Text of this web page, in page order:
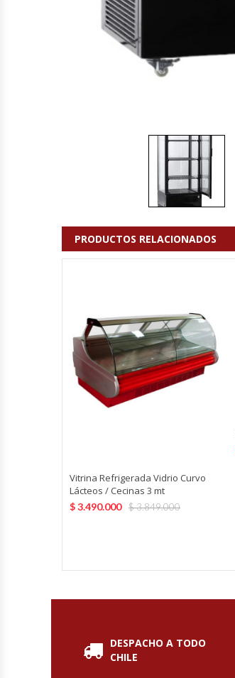
Cortadoras De Huesos
Exhibidoras De Productos Calientes
Expendedoras De Jugo
Exprimidor De Naranjas
Extractoras De Jugos
Fabricadoras De Hielo
Formadora De Pizza
Hornos Eléctricos
PRODUCTOS RELACIONADOS
Vitrina Refrigerada Vidrio Curvo
Lácteos / Cecinas 3 mt
$3.849.000
$3.490.000
DESPACHO A TODO
CHILE